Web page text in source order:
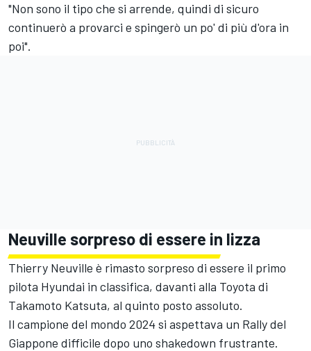
"Non sono il tipo che si arrende, quindi di sicuro
continuerò a provarci e spingerò un po' di più d'ora in
poi".
Neuville sorpreso di essere in lizza
Thierry Neuville è rimasto sorpreso di essere il primo
pilota Hyundai in classifica, davanti alla Toyota di
Takamoto Katsuta, al quinto posto assoluto.
Il campione del mondo 2024 si aspettava un Rally del
Giappone difficile dopo uno shakedown frustrante.